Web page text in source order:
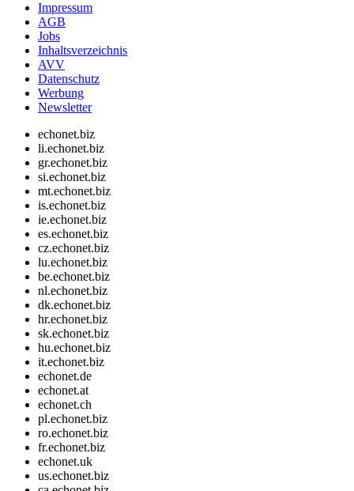
Impressum
AGB
Jobs
Inhaltsverzeichnis
AVV
Datenschutz
Werbung
Newsletter
echonet.biz
li.echonet.biz
gr.echonet.biz
si.echonet.biz
mt.echonet.biz
is.echonet.biz
ie.echonet.biz
es.echonet.biz
cz.echonet.biz
lu.echonet.biz
be.echonet.biz
nl.echonet.biz
dk.echonet.biz
hr.echonet.biz
sk.echonet.biz
hu.echonet.biz
it.echonet.biz
echonet.de
echonet.at
echonet.ch
pl.echonet.biz
ro.echonet.biz
fr.echonet.biz
echonet.uk
us.echonet.biz